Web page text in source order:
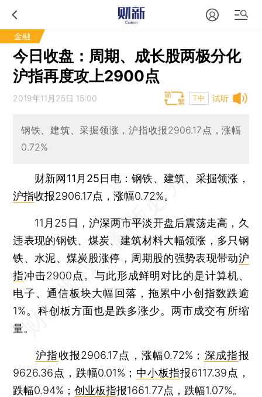
金融
今日收盘：周期、成长股两极分化
沪指再度攻上2900点
试听
2019年11月25日 15:00 T中
钢铁、建筑、采掘领涨，沪指收报2906.17点，涨幅
0.72%
财新网11月25日电：钢铁、建筑、采掘领涨，
沪指收报2906.17点，涨幅0.72%。
11月25日，沪深两市平淡开盘后震荡走高，久
违表现的钢铁、煤炭、建筑材料大幅领涨，多只钢
铁、水泥、煤炭股涨停，周期股的强势表现带动沪
指冲击2900点。与此形成鲜明对比的是计算机、
电子、通信板块大幅回落，拖累中小创指数跌逾
1%。科创板方面也是跌多涨少。两市成交有所缩
量。
沪指收报2906.17点，涨幅0.72%； 深成指报
9626.36点，跌幅0.01%； 中小板指报6117.39点，
跌幅0.94%；创业板指报1661.77点，跌幅1.07%。